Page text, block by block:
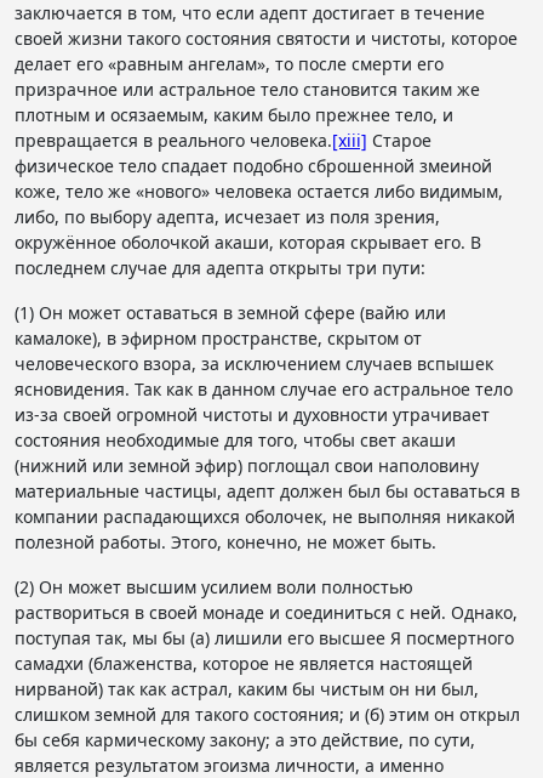
заключается в том, что если адепт достигает в течение
своей жизни такого состояния святости и чистоты, которое
делает его «равным ангелам», то после смерти его
призрачное или астральное тело становится таким же
плотным и осязаемым, каким было прежнее тело, и
превращается в реального человека.[xiii] Старое
физическое тело спадает подобно сброшенной змеиной
коже, тело же «нового» человека остается либо видимым,
либо, по выбору адепта, исчезает из поля зрения,
окружённое оболочкой акаши, которая скрывает его. В
последнем случае для адепта открыты три пути:
(1) Он может оставаться в земной сфере (вайю или
камалоке), в эфирном пространстве, скрытом от
человеческого взора, за исключением случаев вспышек
ясновидения. Так как в данном случае его астральное тело
из-за своей огромной чистоты и духовности утрачивает
состояния необходимые для того, чтобы свет акаши
(нижний или земной эфир) поглощал свои наполовину
материальные частицы, адепт должен был бы оставаться в
компании распадающихся оболочек, не выполняя никакой
полезной работы. Этого, конечно, не может быть.
(2) Он может высшим усилием воли полностью
раствориться в своей монаде и соединиться с ней. Однако,
поступая так, мы бы (а) лишили его высшее Я посмертного
самадхи (блаженства, которое не является настоящей
нирваной) так как астрал, каким бы чистым он ни был,
слишком земной для такого состояния; и (б) этим он открыл
бы себя кармическому закону; а это действие, по сути,
является результатом эгоизма личности, а именно